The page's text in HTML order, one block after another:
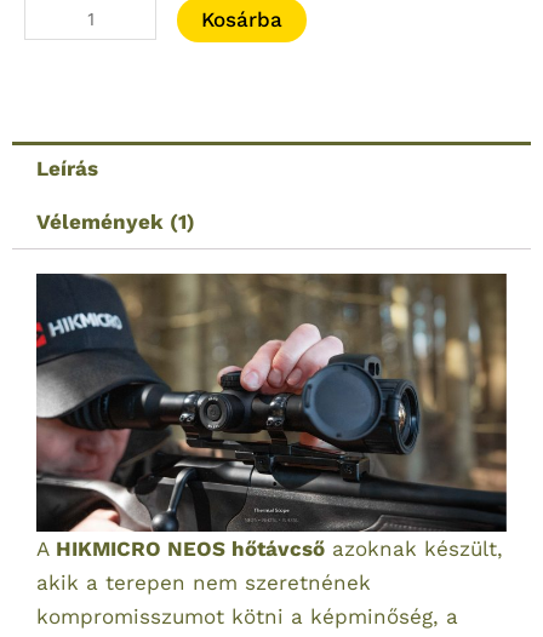
HIKMICRO
NEOS
céltávcső
320
×
felbontás,
távolságmérővel
mennyiség
Kosárba
Leírás
Vélemények (1)
A HIKMICRO NEOS hőtávcső azoknak készült,
akik a terepen nem szeretnének
kompromisszumot kötni a képminőség, a